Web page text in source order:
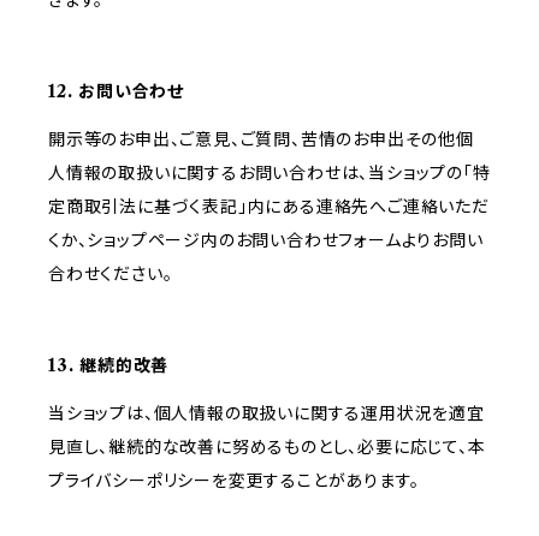
12. お問い合わせ
開示等のお申出、ご意見、ご質問、苦情のお申出その他個
人情報の取扱いに関するお問い合わせは、当ショップの「特
定商取引法に基づく表記」内にある連絡先へご連絡いただ
くか、ショップページ内のお問い合わせフォームよりお問い
合わせください。
13. 継続的改善
当ショップは、個人情報の取扱いに関する運用状況を適宜
見直し、継続的な改善に努めるものとし、必要に応じて、本
プライバシーポリシーを変更することがあります。